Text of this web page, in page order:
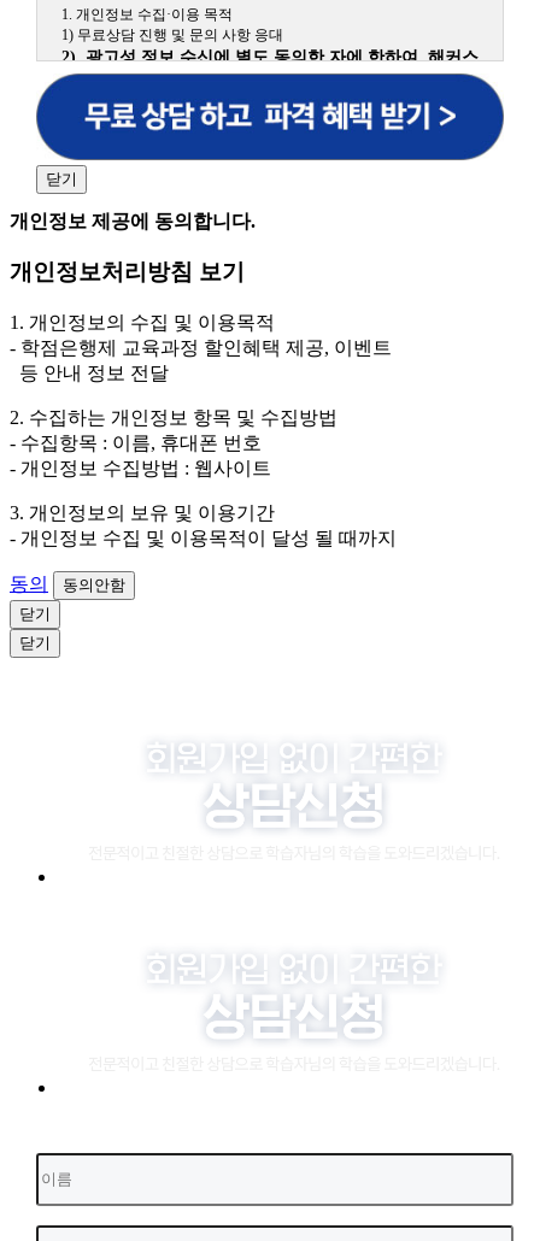
1. 개인정보 수집·이용 목적
1) 무료상담 진행 및 문의 사항 응대
2) 광고성 정보 수신에 별도 동의한 자에 한하여 해커스
원격평생교육원을 비롯한 해커스 교육그룹의 새로운 서
비스 신상품이나 이벤트, 최신 정보 안내 등 신청자의 취
향에 맞는 최적의 서비스를 제공하기 위함.
어, 해커스일본어, 해커스잡, 해커스금융, 해커스임용, 해커스공무
원, 해커스경찰, 해커스소방, 해커스공인중개사, 해커스주택관리
사, 해커스편입 등)
3. 개인정보 보유/이용 기간: 법령상 정하는 경우를 제
외하고는 회원탈퇴 시까지 이용 및 보관합니다. 단, 비회
원이거나 상담 시로부터 3년 이내 탈퇴하는 자의 경우,
소비자 불만 또는 분쟁처리를 위해 3년간 보관합니다.
의 경우에는 상담 신청이 제한됩니다.
닫기
개인정보 제공에 동의합니다.
개인정보처리방침 보기
1. 개인정보의 수집 및 이용목적
- 학점은행제 교육과정 할인혜택 제공, 이벤트
등 안내 정보 전달
2. 수집하는 개인정보 항목 및 수집방법
- 수집항목 : 이름, 휴대폰 번호
- 개인정보 수집방법 : 웹사이트
3. 개인정보의 보유 및 이용기간
- 개인정보 수집 및 이용목적이 달성 될 때까지
동의
동의안함
닫기
닫기